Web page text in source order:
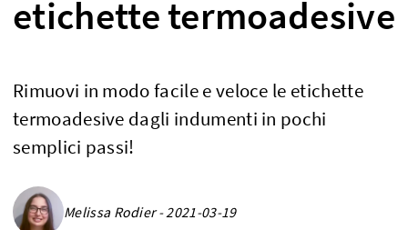
etichette termoadesive
Rimuovi in modo facile e veloce le etichette
termoadesive dagli indumenti in pochi
semplici passi!
Melissa Rodier - 2021-03-19